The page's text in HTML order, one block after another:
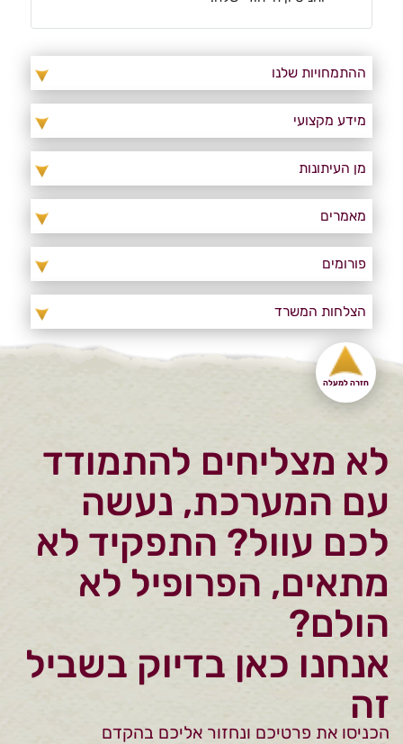
ההתמחויות שלנו
מידע מקצועי
מן העיתונות
מאמרים
פורומים
הצלחות המשרד
חזרה למעלה
לא מצליחים להתמודד
עם המערכת, נעשה
לכם עוול? התפקיד לא
מתאים, הפרופיל לא
הולם?
אנחנו כאן בדיוק בשביל
זה
הכניסו את פרטיכם ונחזור אליכם בהקדם